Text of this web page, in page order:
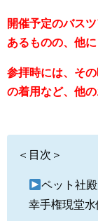
開催予定のバス
あるものの、他
参拝時には、そ
の着用など、他
＜目次＞
ペット社
幸手権現堂